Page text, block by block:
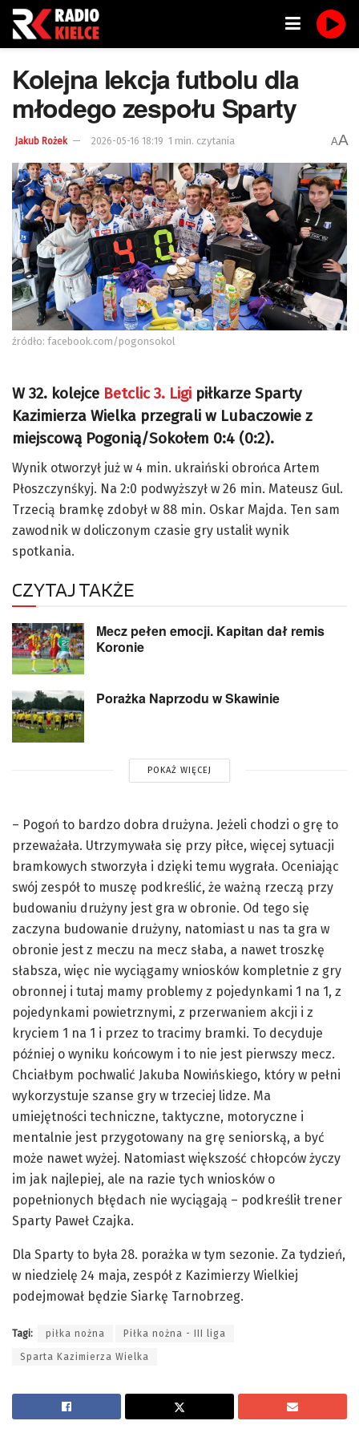
Kolejna lekcja futbolu dla
młodego zespołu Sparty
Jakub Rożek 2026-05-16 18:19 1 min. czytania AA
źródło: facebook.com/pogonsokol
W 32. kolejce Betclic 3. Ligi piłkarze Sparty
Kazimierza Wielka przegrali w Lubaczowie z
miejscową Pogonią/Sokołem 0:4 (0:2).
Wynik otworzył już w 4 min. ukraiński obrońca Artem
Płoszczynśkyj. Na 2:0 podwyższył w 26 min. Mateusz Gul.
Trzecią bramkę zdobył w 88 min. Oskar Majda. Ten sam
zawodnik w doliczonym czasie gry ustalił wynik
spotkania.
CZYTAJ TAKŻE
Mecz pełen emocji. Kapitan dał remis
Koronie
Porażka Naprzodu w Skawinie
POKAŻ WIĘCEJ
– Pogoń to bardzo dobra drużyna. Jeżeli chodzi o grę to
przeważała. Utrzymywała się przy piłce, więcej sytuacji
bramkowych stworzyła i dzięki temu wygrała. Oceniając
swój zespół to muszę podkreślić, że ważną rzeczą przy
budowaniu drużyny jest gra w obronie. Od tego się
zaczyna budowanie drużyny, natomiast u nas ta gra w
obronie jest z meczu na mecz słaba, a nawet troszkę
słabsza, więc nie wyciągamy wniosków kompletnie z gry
obronnej i tutaj mamy problemy z pojedynkami 1 na 1, z
pojedynkami powietrznymi, z przerwaniem akcji i z
kryciem 1 na 1 i przez to tracimy bramki. To decyduje
później o wyniku końcowym i to nie jest pierwszy mecz.
Chciałbym pochwalić Jakuba Nowińskiego, który w pełni
wykorzystuje szanse gry w trzeciej lidze. Ma
umiejętności techniczne, taktyczne, motoryczne i
mentalnie jest przygotowany na grę seniorską, a być
może nawet wyżej. Natomiast większość chłopców życzy
im jak najlepiej, ale na razie tych wniosków o
popełnionych błędach nie wyciągają – podkreślił trener
Sparty Paweł Czajka.
Dla Sparty to była 28. porażka w tym sezonie. Za tydzień,
w niedzielę 24 maja, zespół z Kazimierzy Wielkiej
podejmował będzie Siarkę Tarnobrzeg.
Tagi: piłka nożna Piłka nożna - III liga
Sparta Kazimierza Wielka